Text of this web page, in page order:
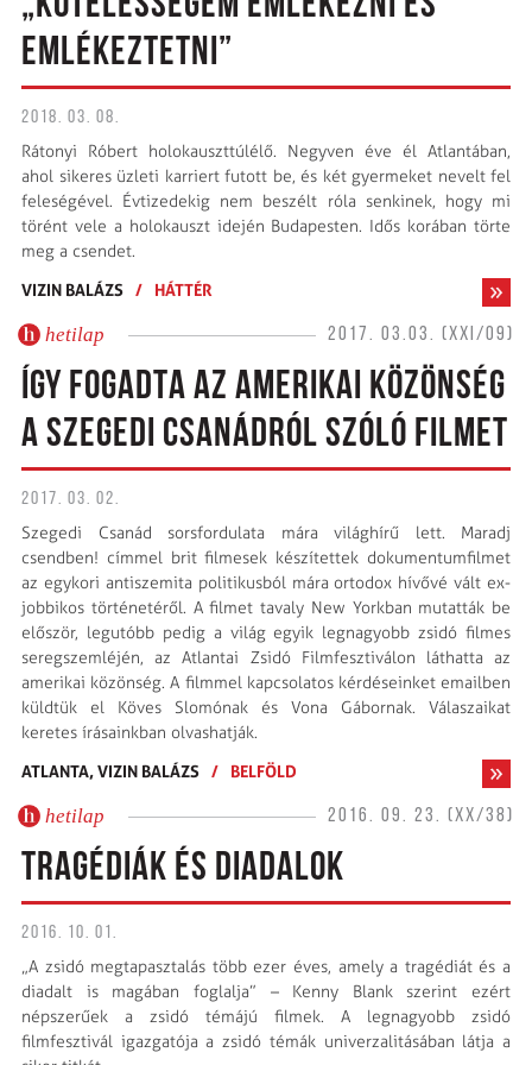
EMLÉKEZTETNI”
2018. 03. 08.
Rátonyi Róbert holokauszttúlélő. Negyven éve él Atlantában,
ahol sikeres üzleti karriert futott be, és két gyermeket nevelt fel
feleségével. Évtizedekig nem beszélt róla senkinek, hogy mi
törént vele a holokauszt idején Budapesten. Idős korában törte
meg a csendet.
VIZIN BALÁZS / HÁTTÉR
hetilap 2017. 03.03. (XXI/09)
ÍGY FOGADTA AZ AMERIKAI KÖZÖNSÉG
A SZEGEDI CSANÁDRÓL SZÓLÓ FILMET
2017. 03. 02.
Szegedi Csanád sorsfordulata mára világhírű lett. Maradj
csendben! címmel brit filmesek készítettek dokumentumfilmet
az egykori antiszemita politikusból mára ortodox hívővé vált ex-
jobbikos történetéről. A filmet tavaly New Yorkban mutatták be
először, legutóbb pedig a világ egyik legnagyobb zsidó filmes
seregszemléjén, az Atlantai Zsidó Filmfesztiválon láthatta az
amerikai közönség. A filmmel kapcsolatos kérdéseinket emailben
küldtük el Köves Slomónak és Vona Gábornak. Válaszaikat
keretes írásainkban olvashatják.
ATLANTA,VIZIN BALÁZS / BELFÖLD
hetilap 2016. 09. 23. (XX/38)
TRAGÉDIÁK ÉS DIADALOK
2016. 10. 01.
„A zsidó megtapasztalás több ezer éves, amely a tragé­diát és a
diadalt is magában foglalja” – Kenny Blank szerint ezért
népszerűek a zsidó témájú filmek. A legnagyobb zsidó
filmfesztivál igazgatója a zsidó témák univerzalitásában látja a